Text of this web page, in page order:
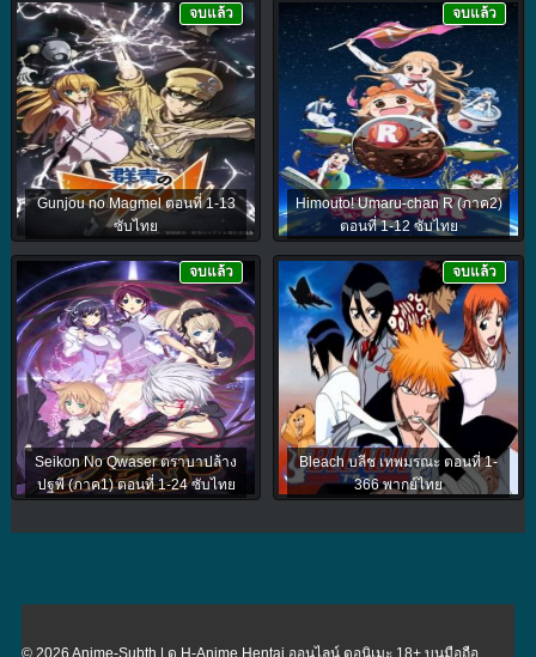
Gunjou no Magmel ตอนที่ 1-13
ซับไทย
จบแล้ว
Himouto! Umaru-chan R (ภาค2)
ตอนที่ 1-12 ซับไทย
จบแล้ว
Seikon No Qwaser ตราบาปล้าง
ปฐพี (ภาค1) ตอนที่ 1-24 ซับไทย
จบแล้ว
Bleach บลีช เทพมรณะ ตอนที่ 1-
366 พากย์ไทย
จบแล้ว
© 2026 Anime-Subth | ดู H-Anime Hentai ออนไลน์ ดูอนิเมะ 18+ บนมือถือ